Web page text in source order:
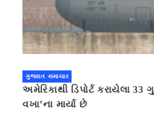
ગુજરાત સમાચાર
અમેરિકાથી ડિપોર્ટ કરાયેલા
વખા’ના માર્યા છે